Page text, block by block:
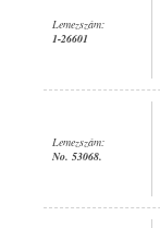
Lemezszám:
1-26601
Lemezszám:
No. 53068.